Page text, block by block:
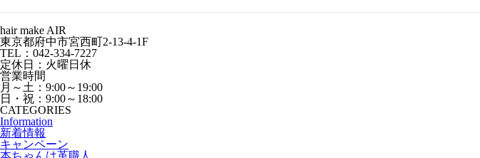
hair make AIR
東京都府中市宮西町2-13-4-1F
TEL：042-334-7227
定休日：火曜日休
営業時間
月～土：9:00～19:00
日・祝：9:00～18:00
CATEGORIES
Information
新着情報
キャンペーン
本ちゃんは革職人